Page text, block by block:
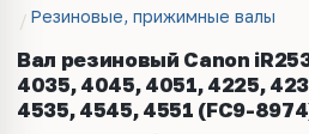
Резиновые, прижимные валы
Вал резиновый Canon
4035, 4045, 4051, 4225,
4535, 4545, 4551 (FC9-